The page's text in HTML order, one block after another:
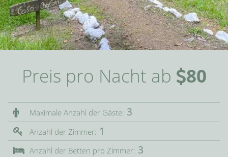
Preis pro Nacht ab 80
Maximale Anzahl der Gäste: 3
Anzahl der Zimmer: 1
Anzahl der Betten pro Zimmer: 3